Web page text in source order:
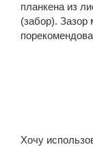
планкена из
(забор).
Хочу